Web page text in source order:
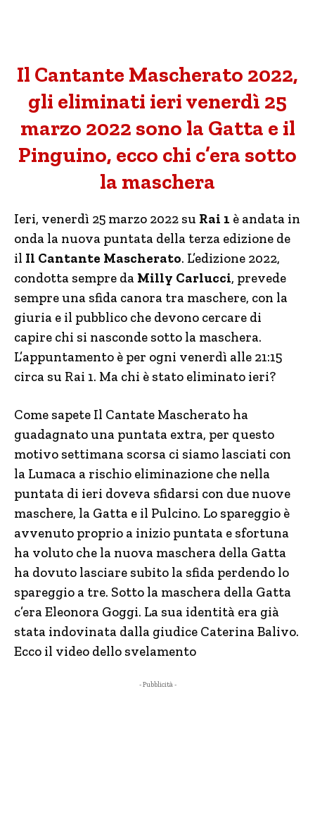
Il Cantante Mascherato 2022,
gli eliminati ieri venerdì 25
marzo 2022 sono la Gatta e il
Pinguino, ecco chi c’era sotto
la maschera
Ieri, venerdì 25 marzo 2022 su Rai 1 è andata in
onda la nuova puntata della terza edizione de
il Il Cantante Mascherato. L’edizione 2022,
condotta sempre da Milly Carlucci, prevede
sempre una sfida canora tra maschere, con la
giuria e il pubblico che devono cercare di
capire chi si nasconde sotto la maschera.
L’appuntamento è per ogni venerdì alle 21:15
circa su Rai 1. Ma chi è stato eliminato ieri?
Come sapete Il Cantate Mascherato ha
guadagnato una puntata extra, per questo
motivo settimana scorsa ci siamo lasciati con
la Lumaca a rischio eliminazione che nella
puntata di ieri doveva sfidarsi con due nuove
maschere, la Gatta e il Pulcino. Lo spareggio è
avvenuto proprio a inizio puntata e sfortuna
ha voluto che la nuova maschera della Gatta
ha dovuto lasciare subito la sfida perdendo lo
spareggio a tre. Sotto la maschera della Gatta
c’era Eleonora Goggi. La sua identità era già
stata indovinata dalla giudice Caterina Balivo.
Ecco il video dello svelamento
- Pubblicità -